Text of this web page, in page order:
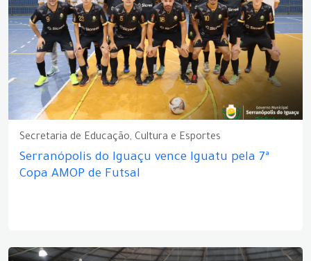
Secretaria de Educação, Cultura e Esportes
Serranópolis do Iguaçu vence Iguatu pela 7ª
Copa AMOP de Futsal